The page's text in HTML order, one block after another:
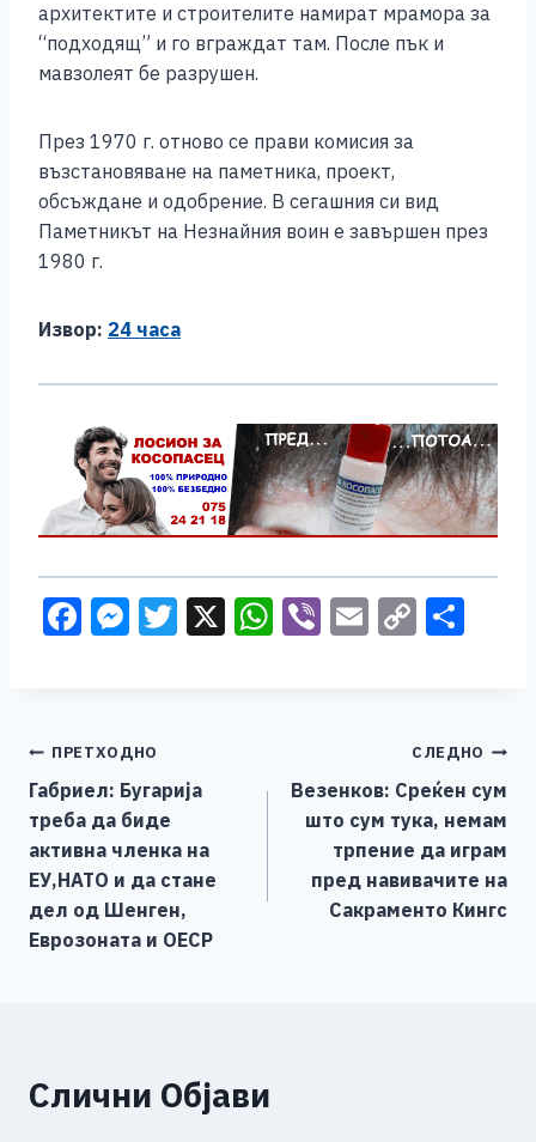
архитектите и строителите намират мрамора за
“подходящ” и го вграждат там. После пък и
мавзолеят бе разрушен.
През 1970 г. отново се прави комисия за
възстановяване на паметника, проект,
обсъждане и одобрение. В сегашния си вид
Паметникът на Незнайния воин е завършен през
1980 г.
Извор: 24 часа
F
b
o
o
k
M
n
g
er
T X W
A
p
Vi E C
Li
n
k
Навигација
на
напис
ПРЕТХОДНО
Габриел: Бугарија
треба да биде
активна членка на
ЕУ,НАТО и да стане
дел од Шенген,
Еврозоната и ОЕСР
СЛЕДНО
Везенков: Среќен сум
што сум тука, немам
трпение да играм
пред навивачите на
Сакраменто Кингс
Слични Објави